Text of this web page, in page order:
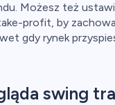
Możesz też
profit, by
gdy rynek
swing